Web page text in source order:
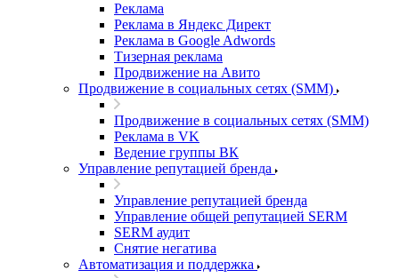
Реклама
Реклама в Яндекс Директ
Реклама в Google Adwords
Тизерная реклама
Продвижение на Авито
Продвижение в социальных сетях (SMM)
Продвижение в социальных сетях (SMM)
Реклама в VK
Ведение группы ВК
Управление репутацией бренда
Управление репутацией бренда
Управление общей репутацией SERM
SERM аудит
Снятие негатива
Автоматизация и поддержка